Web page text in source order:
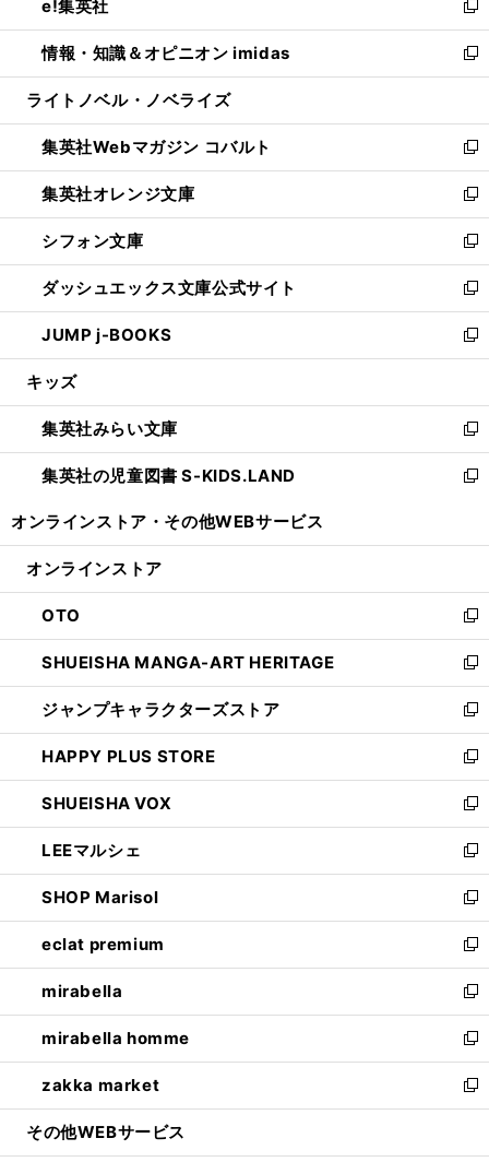
く
で
開
く
ド
ウ
で
開
ィ
ン
ド
ウ
開
く
い
ウ
ィ
ン
ウ
で
開
く
e!集英社
新
し
い
ウ
ン
ド
ウ
で
開
く
情報・知識＆オピニオン imidas
新
し
ウ
ィ
ン
ド
ウ
で
開
く
ライトノベル・ノベライズ
集英社Webマガジン コバルト
新
し
い
ウ
ィ
ン
ド
ウ
で
開
集英社オレンジ文庫
新
し
い
ウ
ィ
ン
ド
ウ
開
く
シフォン文庫
新
し
い
ウ
ィ
ン
ウ
で
開
く
ダッシュエックス文庫公式サイト
新
し
い
ウ
ン
ド
ウ
で
JUMP j-BOOKS
新
し
ウ
ィ
ン
ド
開
キッズ
集英社みらい文庫
新
し
い
ン
ウ
で
開
く
集英社の児童図書 S-KIDS.LAND
新
ウ
ン
ド
ウ
で
開
く
オンラインストア・ その他WEBサービス
オンラインストア
OTO
新
し
い
ウ
ィ
ン
ド
ウ
で
開
く
SHUEISHA MANGA-ART HERITAGE
新
し
い
ウ
ィ
ン
ド
ウ
で
開
く
ジャンプキャラクターズストア
新
し
い
ウ
ィ
ン
ド
ウ
で
開
く
HAPPY PLUS STORE
新
し
い
ウ
ィ
ン
ド
ウ
で
開
く
SHUEISHA VOX
新
し
い
ウ
ィ
ン
ド
ウ
で
開
く
LEEマルシェ
新
し
い
ウ
ィ
ン
ド
ウ
で
開
く
SHOP Marisol
新
し
い
ウ
ィ
ン
ド
ウ
で
開
eclat premium
新
し
い
ウ
ィ
ン
ド
ウ
開
mirabella
新
し
い
ウ
ィ
ン
ウ
mirabella homme
新
し
い
ウ
ン
zakka market
新
し
その他WEBサービス